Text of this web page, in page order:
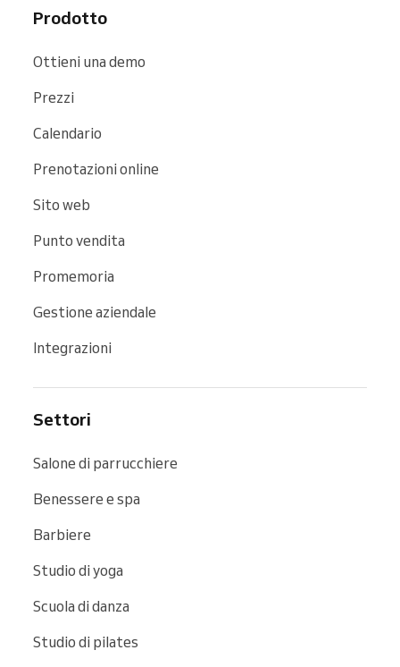
Prodotto
Ottieni una demo
Prezzi
Calendario
Prenotazioni online
Sito web
Punto vendita
Promemoria
Gestione aziendale
Integrazioni
Settori
Salone di parrucchiere
Benessere e spa
Barbiere
Studio di yoga
Scuola di danza
Studio di pilates